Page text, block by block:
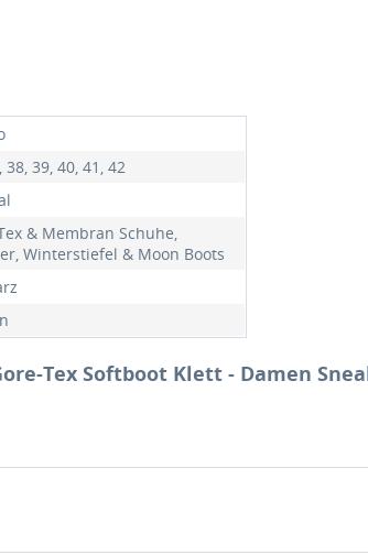
38, 39, 40, 41, 42
& Membran Schuhe,
Winterstiefel & Moon Boots
Tex Softboot Klett - Damen